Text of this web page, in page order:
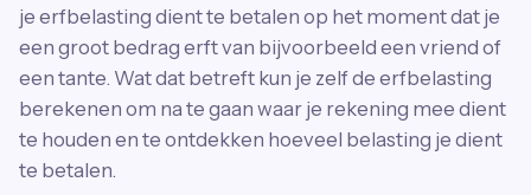
je erfbelasting dient te betalen op het moment dat je
een groot bedrag erft van bijvoorbeeld een vriend of
een tante. Wat dat betreft kun je zelf de erfbelasting
berekenen om na te gaan waar je rekening mee dient
te houden en te ontdekken hoeveel belasting je dient
te betalen.